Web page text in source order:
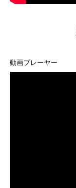
動画プレーヤー